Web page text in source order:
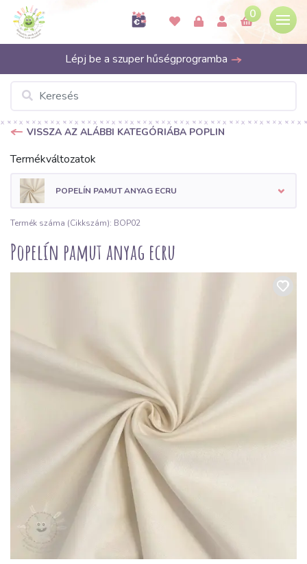
0
Lépj be a szuper hűségprogramba
VISSZA AZ ALÁBBI KATEGÓRIÁBA POPLIN
Termékváltozatok
POPELÍN PAMUT ANYAG ECRU
Termék száma (Cikkszám): BOP02
Popelín pamut anyag ecru